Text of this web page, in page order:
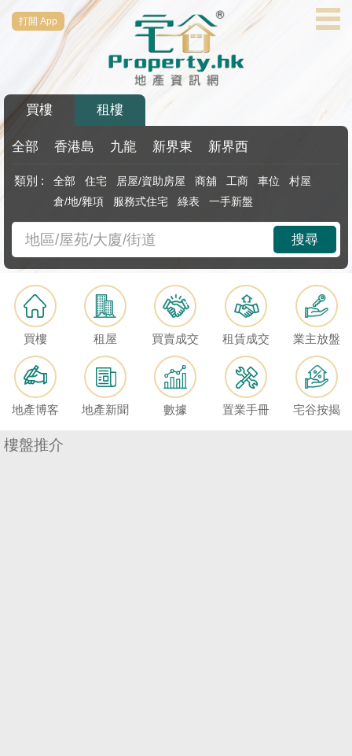
代
理
搵
樓/
交
業
主
盤
宅
谷
按
揭
地
產
打開 App
買樓 租樓
全部 香港島 九龍 新界東 新界西
類別 : 全部 住宅 居屋/資助房屋 商舖 工商 車位
村屋
倉/地/雜項
服務式住宅 綠表 一手新盤
搜尋
買樓 租屋 買賣成交 租賃成交 業主放盤
地產博客 地產新聞 數據 置業手冊 宅谷按揭
樓盤推介